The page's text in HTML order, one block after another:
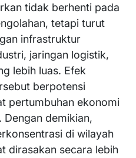
tidak berhenti pada
tetapi turut
infrastruktur
jaringan logistik,
lebih luas. Efek
berpotensi
pertumbuhan ekonomi
demikian,
di wilayah
dirasakan secara lebih